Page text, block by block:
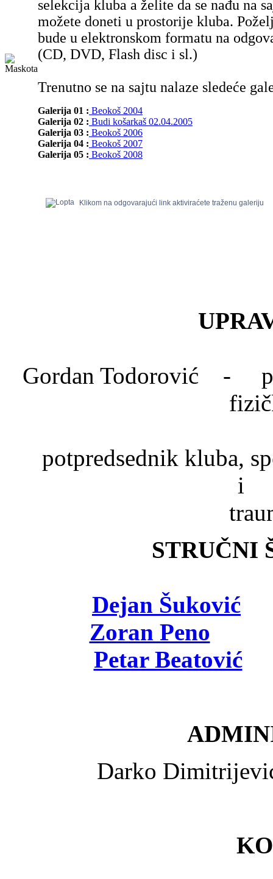
selekcija kluba a želite da se nađu na
možete doneti u prostorije kluba.
bude u elektronskom formatu na
(CD, DVD, Flash disc i sl.)
Trenutno se na sajtu nalaze sledeće
Galerija 01 : Beokoš 2004
Galerija 02 : Budi košarkaš 02.04.2005
Galerija 03 : Beokoš 2006
Galerija 04 : Beokoš 2007
Galerija 05 : Beokoš 2008
Klikom na odgovarajući link aktiviraćete traženu galeriju
Gordan Todorović -
potpredsednik kluba,
STRUČNI
Dejan Šuković
Zoran Peno
Petar Beatović-
Darko